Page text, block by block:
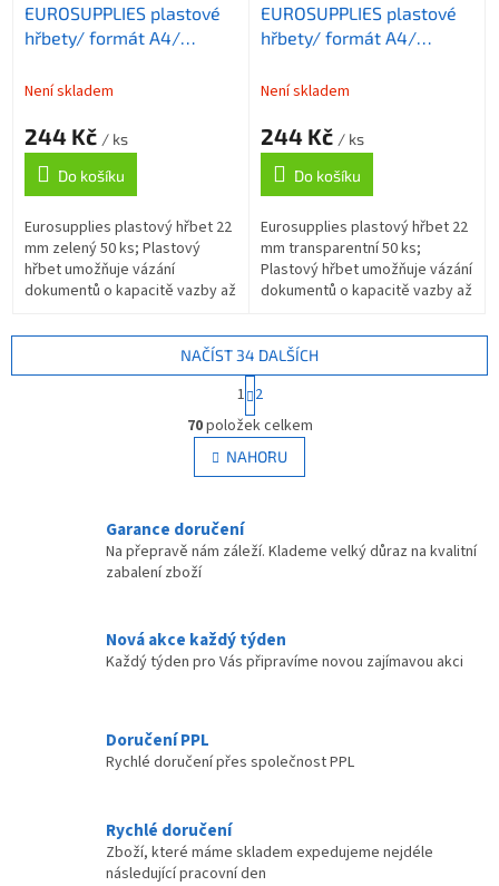
EUROSUPPLIES plastové
hřbety/ formát A4/
Není skladem
244 Kč / ks
Do košíku
Eurosupplies plastový hřbet 22
mm zelený 50 ks; Plastový
hřbet umožňuje vázání
dokumentů o kapacitě vazby až
hřbetu je 30 cm. ZÁKLADNÍ
EUROSUPPLIES plastové
hřbety/ formát A4/
Není skladem
244 Kč / ks
Do košíku
Eurosupplies plastový hřbet 22
mm transparentní 50 ks;
Plastový hřbet umožňuje vázání
dokumentů o kapacitě vazby až
hřbetu je 30 cm. ZÁKLADNÍ...
O
v
l
á
c
í
v
k
y
i
s
NAČÍST 34 DALŠÍCH
S
t
r
á
n
k
n
1 2
70položek celkem
NAHORU
Garance doručení
Na přepravě nám záleží. Klademe velký důraz na kvalitní
zabalení zboží
Nová akce každý týden
Každý týden pro Vás připravíme novou zajímavou akci
Doručení PPL
Rychlé doručení přes společnost PPL
Rychlé doručení
Zboží, které máme skladem expedujeme nejdéle
následující pracovní den